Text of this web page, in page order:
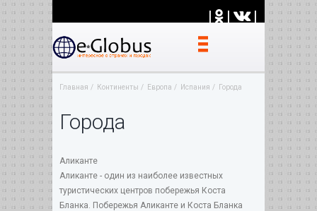
| | |
Главная Континенты Европа Испания Города
Города
Аликанте
Аликанте - один из наиболее известных
туристических центров побережья Коста
Бланка. Побережья Аликанте и Коста Бланка